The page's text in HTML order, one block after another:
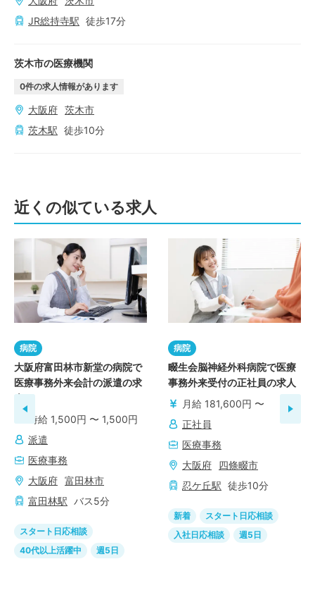
JR総持寺駅 徒歩17分
茨木市の医療機関
0件の求人情報があります
大阪府 茨木市
茨木駅 徒歩10分
近くの似ている求人
病院
大阪府富田林市新堂の病院で
医療事務外来会計の派遣の求
人
時給 1,500円 〜 1,500円
派遣
医療事務
大阪府 富田林市
富田林駅 バス5分
スタート日応相談
40代以上活躍中
週5日
病院
畷生会脳神経外科病院で医療
事務外来受付の正社員の求人
月給 181,600円 〜
正社員
医療事務
大阪府
四條畷市
忍ケ丘駅 徒歩10分
新着
スタート日応相談
入社日応相談
週5日